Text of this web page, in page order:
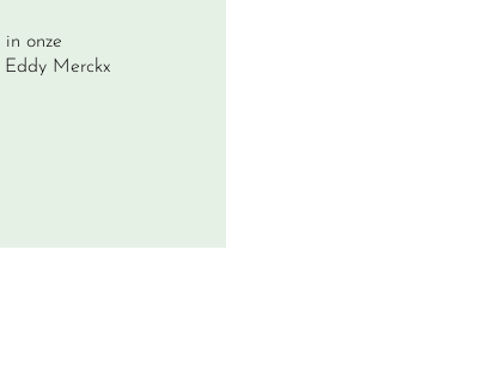
in onze
Eddy Merckx